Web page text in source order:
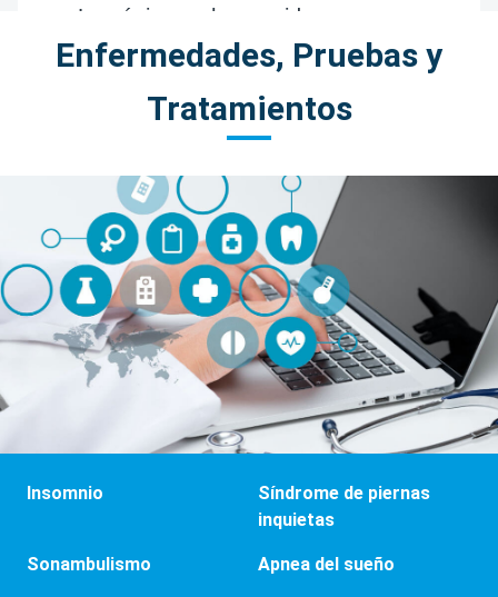
Enfermedades, Pruebas y
Tratamientos
Insomnio
Síndrome de piernas
inquietas
Sonambulismo Apnea del sueño